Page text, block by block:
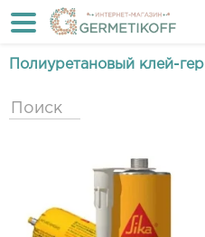
Полиуретановый клей-